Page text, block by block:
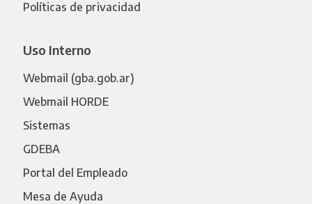
Políticas de privacidad
Uso Interno
Webmail (gba.gob.ar)
Webmail HORDE
Sistemas
GDEBA
Portal del Empleado
Mesa de Ayuda